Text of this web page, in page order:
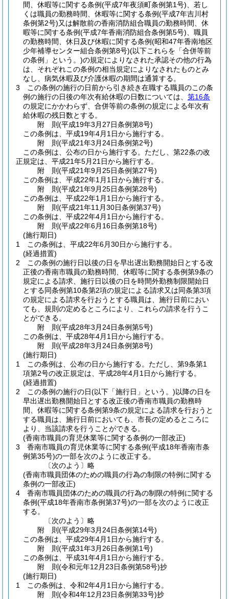
間、休暇等に関する条例(平成7年夜須町条例第1号) 、若し
くは職員の勤務時間、休暇等に関する条例(平成7年吉川村
条例第2号)又は解散前の香南消防組合職員の勤務時間、休
暇等に関する条例(平成7年香南消防組合条例第5号) 、職員
の勤務時間、休日及び休暇に関する条例(昭和47年香南地区
少年補導センター組合条例第8号)(以下これらを「合併等前
の条例」という。)の規定によりなされた承認その他の行為
は、それぞれこの条例の相当規定によりなされたものとみ
なし、病気休暇及び介護休暇の期間は通算する。
3
この条例の施行の日前から引き続き在職する職員のこの条
例の施行の日後の年次有給休暇の日数については、 第16条
の規定にかかわらず、合併等前の条例の規定による年次有
給休暇の残日数とする。
附 則(平成19年3月27日条例第8号)
この条例は、平成19年4月1日から施行する。
附 則(平成21年3月24日条例第2号)
この条例は、公布の日から施行する。 ただし、第22条の改
正規定は、平成21年5月21日から施行する。
附 則(平成21年9月25日条例第27号)
この条例は、平成22年1月1日から施行する。
附 則(平成21年9月25日条例第28号)
この条例は、平成22年1月1日から施行する。
附 則(平成21年11月30日条例第37号)
この条例は、平成22年4月1日から施行する。
附 則(平成22年6月16日条例第18号)
(施行期日)
1
この条例は、平成22年6月30日から施行する。
(経過措置)
2
この条例の施行日以後の日を早出遅出勤務開始日とする改
正後の香南市職員の勤務時間、休暇等に関する条例第9条の
規定による請求、施行日以後の日を時間外勤務制限開始日
とする同条例第10条第2項の規定による請求又は同条第3項
の規定による請求を行おうとする職員は、施行日前におい
ても、規則の定めるところにより、これらの請求を行うこ
とができる。
附 則(平成28年3月24日条例第5号)
この条例は、平成28年4月1日から施行する。
附 則(平成28年3月24日条例第8号)
(施行期日)
1
この条例は、公布の日から施行する。 ただし、第9条第1
項第2号の改正規定は、平成28年4月1日から施行する。
(経過措置)
2
この条例の施行の日(以下「施行日」という。)以降の日を
早出遅出勤務開始日とする改正後の香南市職員の勤務時
間、休暇等に関する条例第9条の規定による請求を行おうと
する職員は、施行日前においても、市長の定めるところに
より、当該請求を行うことができる。
(香南市職員の育児休業等に関する条例の一部改正)
3
香南市職員の育児休業等に関する条例(平成18年香南市条
例第35号)の一部を次のように改正する。
〔次のよう〕略
(香南市職員団体のための職員の行為の制限の特例に関する
条例の一部改正)
4
香南市職員団体のための職員の行為の制限の特例に関する
条例(平成18年香南市条例第37号)の一部を次のように改正
する。
〔次のよう〕略
附 則(平成29年3月24日条例第14号)
この条例は、平成29年4月1日から施行する。
附 則(平成31年3月26日条例第1号)
この条例は、平成31年4月1日から施行する。
附 則(令和元年12月23日条例第58号)抄
(施行期日)
1
この条例は、令和2年4月1日から施行する。
附 則(令和4年12月23日条例第33号)抄